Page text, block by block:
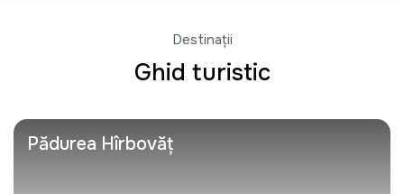
Destinații
Ghid turistic
Pădurea Hîrbovăț